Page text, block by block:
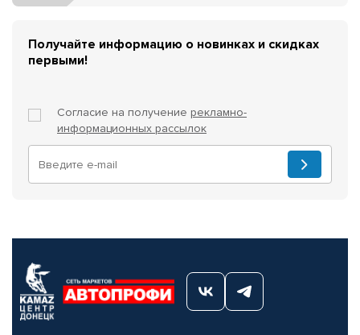
Получайте информацию о новинках и скидках
первыми!
Согласие на получение рекламно-
информационных рассылок